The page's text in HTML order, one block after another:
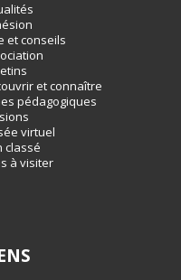
et conseils
et connaître
pédagogiques
virtuel
classé
à visiter